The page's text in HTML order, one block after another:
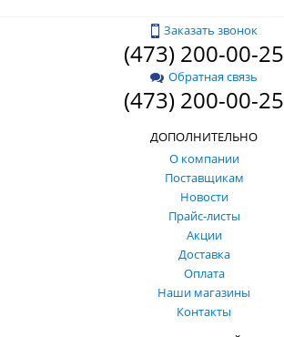
Заказать звонок
(473) 200-00-25
Обратная связь
(473) 200-00-25
ДОПОЛНИТЕЛЬНО
О компании
Поставщикам
Новости
Прайс-листы
Акции
Доставка
Оплата
Наши магазины
Контакты